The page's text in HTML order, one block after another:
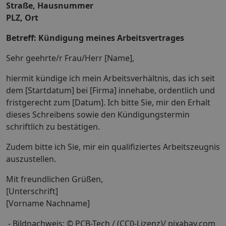
Straße, Hausnummer
PLZ, Ort
Betreff: Kündigung meines Arbeitsvertrages
Sehr geehrte/r Frau/Herr [Name],
hiermit kündige ich mein Arbeitsverhältnis, das ich seit
dem [Startdatum] bei [Firma] innehabe, ordentlich und
fristgerecht zum [Datum]. Ich bitte Sie, mir den Erhalt
dieses Schreibens sowie den Kündigungstermin
schriftlich zu bestätigen.
Zudem bitte ich Sie, mir ein qualifiziertes Arbeitszeugnis
auszustellen.
Mit freundlichen Grüßen,
[Unterschrift]
[Vorname Nachname]
- Bildnachweis: © PCB-Tech / (CC0-Lizenz)/ pixabay.com